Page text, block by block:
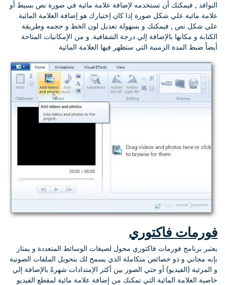
النوافذ , فيمكنك أن تستخدمه لإضافة علامة مائية في صورة نص بسيط أو
علامة مائية علي شكل صورة إذا كان إختيارك هو إضافة العلامة المائية
علي شكل نص , فيمكنك و بسهولة تعديل لون الخط و حجمه وطريقة
الكتابة و مكانها بالإضافة إلي درجة الشفافية. و من الإمكانيات المتاحة
أيضاً ضبط المدة الزمنية التي ستظهر فيها العلامة المائية
فورمات فاكتوري
يعتبر برنامج فورمات فاكتوري محول لصيغات الوسائط المتعددة و يمتاز
بإنه مجاني و ذو خصائص متكاملة الذي يسمح لك بتحويل الملفات الصوتية
و المرئية (الفيديو) أو حتي الصور بين أكثر الإمتدادات شهرةً بالإضافة إلي
خاصية العلامة المائية التي تمكنك من إضافة علامة مائية لمقطع الفيديو